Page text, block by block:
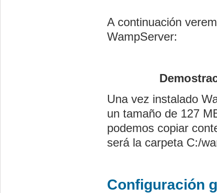
A continuación
WampServer:
Una vez instalado
un tamaño de 127
podemos copiar
será la carpeta C:/
Configuración